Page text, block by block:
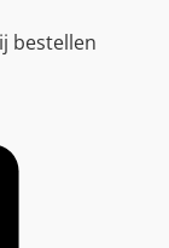
bestellen